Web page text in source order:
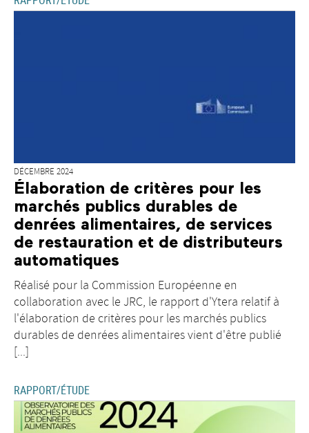
DÉCEMBRE 2024
Élaboration de critères pour les
marchés publics durables de
denrées alimentaires, de services
de restauration et de distributeurs
automatiques
Réalisé pour la Commission Européenne en
collaboration avec le JRC, le rapport d'Ytera relatif à
l'élaboration de critères pour les marchés publics
durables de denrées alimentaires vient d'être publié
[...]
RAPPORT/ÉTUDE